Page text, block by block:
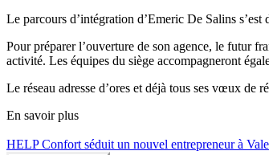
Le parcours d’intégration d’Emeric De Salins
Pour préparer l’ouverture de son agence, le futur
activité. Les équipes du siège accompagneront
Le réseau adresse d’ores et déjà tous ses vœux de
En savoir plus
HELP Confort séduit un nouvel entrepreneur à